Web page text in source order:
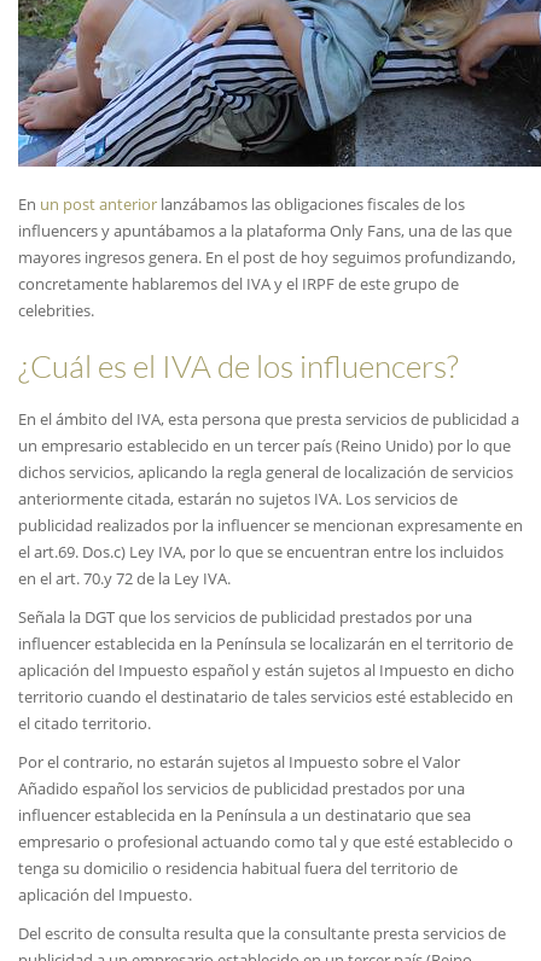
En un post anterior lanzábamos las obligaciones fiscales de los
influencers y apuntábamos a la plataforma Only Fans, una de las que
mayores ingresos genera. En el post de hoy seguimos profundizando,
concretamente hablaremos del IVA y el IRPF de este grupo de
celebrities.
¿Cuál es el IVA de los influencers?
En el ámbito del IVA, esta persona que presta servicios de publicidad a
un empresario establecido en un tercer país (Reino Unido) por lo que
dichos servicios, aplicando la regla general de localización de servicios
anteriormente citada, estarán no sujetos IVA. Los servicios de
publicidad realizados por la influencer se mencionan expresamente en
el art.69. Dos.c) Ley IVA, por lo que se encuentran entre los incluidos
en el art. 70.y 72 de la Ley IVA.
Señala la DGT que los servicios de publicidad prestados por una
influencer establecida en la Península se localizarán en el territorio de
aplicación del Impuesto español y están sujetos al Impuesto en dicho
territorio cuando el destinatario de tales servicios esté establecido en
el citado territorio.
Por el contrario, no estarán sujetos al Impuesto sobre el Valor
Añadido español los servicios de publicidad prestados por una
influencer establecida en la Península a un destinatario que sea
empresario o profesional actuando como tal y que esté establecido o
tenga su domicilio o residencia habitual fuera del territorio de
aplicación del Impuesto.
Del escrito de consulta resulta que la consultante presta servicios de